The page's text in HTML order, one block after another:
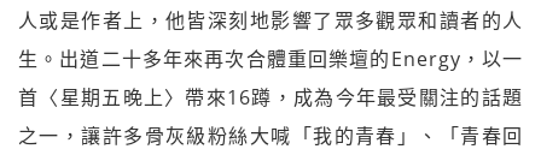
人或是作者上，他皆深刻地影響了眾多觀眾和讀者的人
生。出道二十多年來再次合體重回樂壇的Energy，以一
首〈星期五晚上〉帶來16蹲，成為今年最受關注的話題
之一，讓許多骨灰級粉絲大喊「我的青春」、「青春回